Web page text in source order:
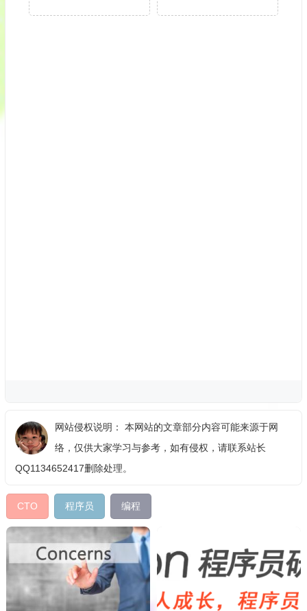
网站侵权说明： 本网站的文章部分内容可能来源于网
络，仅供大家学习与参考，如有侵权，请联系站长
QQ1134652417删除处理。
CTO 程序员 编程